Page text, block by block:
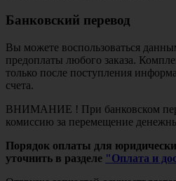
Банковский перевод
Вы можете воспользоваться
предоплаты любого заказа.
только после поступления
счета.
ВНИМАНИЕ ! При банковском
комиссию за перемещение
Порядок оплаты для
уточнить в разделе "Оплата и